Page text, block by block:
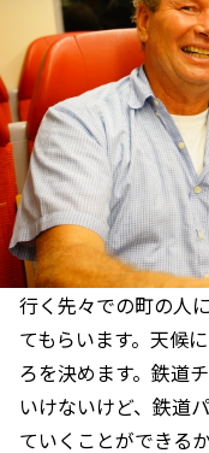
行く先々での町の人
てもらいます。天候
ろを決めます。鉄道
いけないけど、鉄道
ていくことができる